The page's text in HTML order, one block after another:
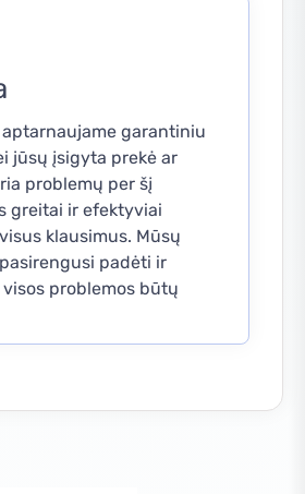
garantiniu
jūsų įsigyta prekė ar
problemų per šį
greitai ir efektyviai
klausimus. Mūsų
padėti ir
problemos būtų